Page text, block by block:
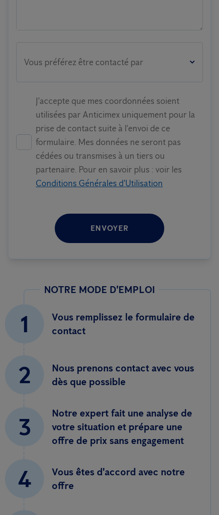
Vous préférez être contacté par
J'accepte que mes coordonnées soient
utilisées par Anticimex uniquement pour la
prise de contact suite à l'envoi de ce
formulaire. Mes données ne seront pas
cédées ou transmises à un tiers ou
partenaire. Pour en savoir plus : voir les
Conditions Générales d'Utilisation
ENVOYER
NOTRE MODE D'EMPLOI
1
Vous remplissez le formulaire de
contact
2
Nous prenons contact avec vous
dès que possible
3
Notre expert fait une analyse de
votre situation et prépare une
offre de prix sans engagement
4
Vous êtes d'accord avec notre
offre